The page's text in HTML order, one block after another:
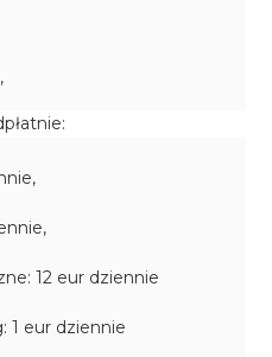
12 eur dziennie
1 eur dziennie